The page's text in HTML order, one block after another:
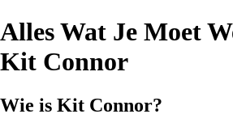
Alles Wat Je Moet
Kit Connor
Wie is Kit Connor?